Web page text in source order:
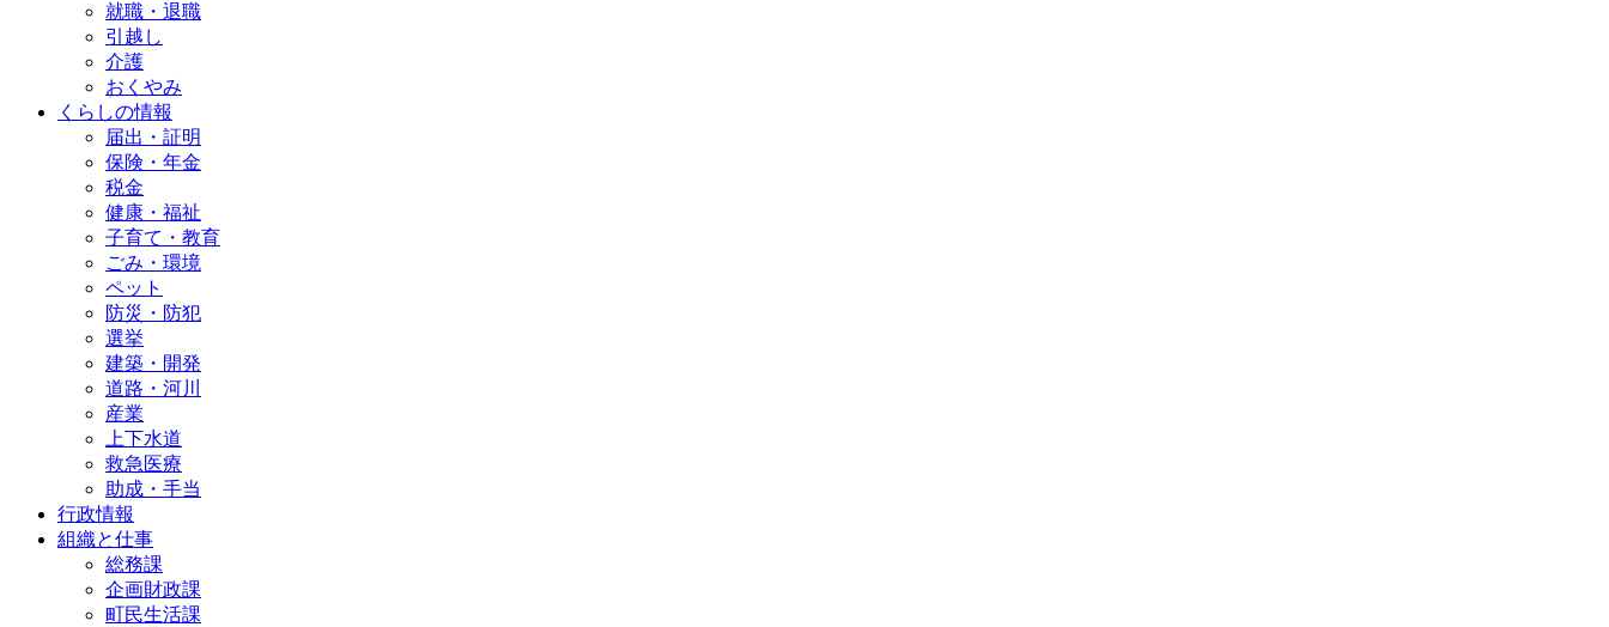
就職・退職
引越し
介護
おくやみ
くらしの情報
届出・証明
保険・年金
税金
健康・福祉
子育て・教育
ごみ・環境
ペット
防災・防犯
選挙
建築・開発
道路・河川
産業
上下水道
救急医療
助成・手当
行政情報
組織と仕事
総務課
企画財政課
町民生活課